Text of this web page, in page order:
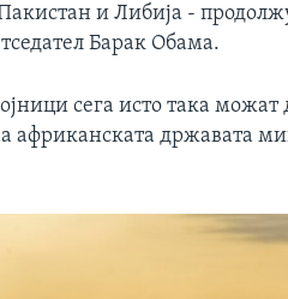
и Либија -
Барак Обама.
сега исто така можат
африканската државата